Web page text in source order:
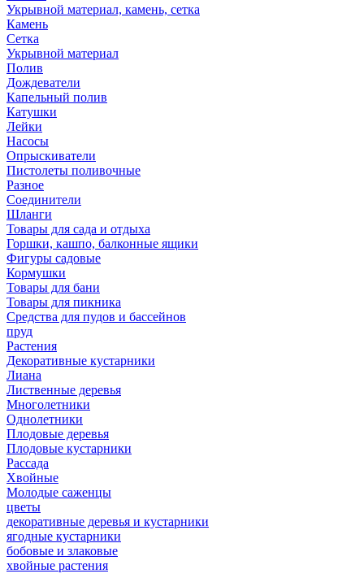
Укрывной материал, камень, сетка
Камень
Сетка
Укрывной материал
Полив
Дождеватели
Капельный полив
Катушки
Лейки
Насосы
Опрыскиватели
Пистолеты поливочные
Разное
Соединители
Шланги
Товары для сада и отдыха
Горшки, кашпо, балконные ящики
Фигуры садовые
Кормушки
Товары для бани
Товары для пикника
Средства для пудов и бассейнов
пруд
Растения
Декоративные кустарники
Лиана
Лиственные деревья
Многолетники
Однолетники
Плодовые деревья
Плодовые кустарники
Рассада
Хвойные
Молодые саженцы
цветы
декоративные деревья и кустарники
ягодные кустарники
бобовые и злаковые
хвойные растения